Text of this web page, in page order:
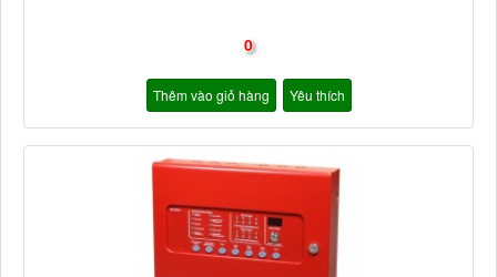
0
Thêm vào giỏ hàng Yêu thích